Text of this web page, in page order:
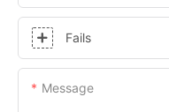
Fails
Message